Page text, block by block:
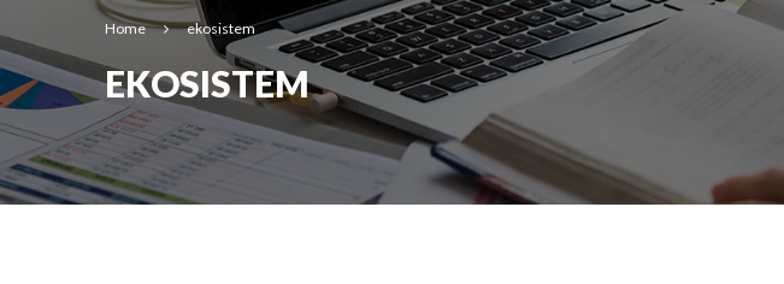
Home ekosistem
EKOSISTEM